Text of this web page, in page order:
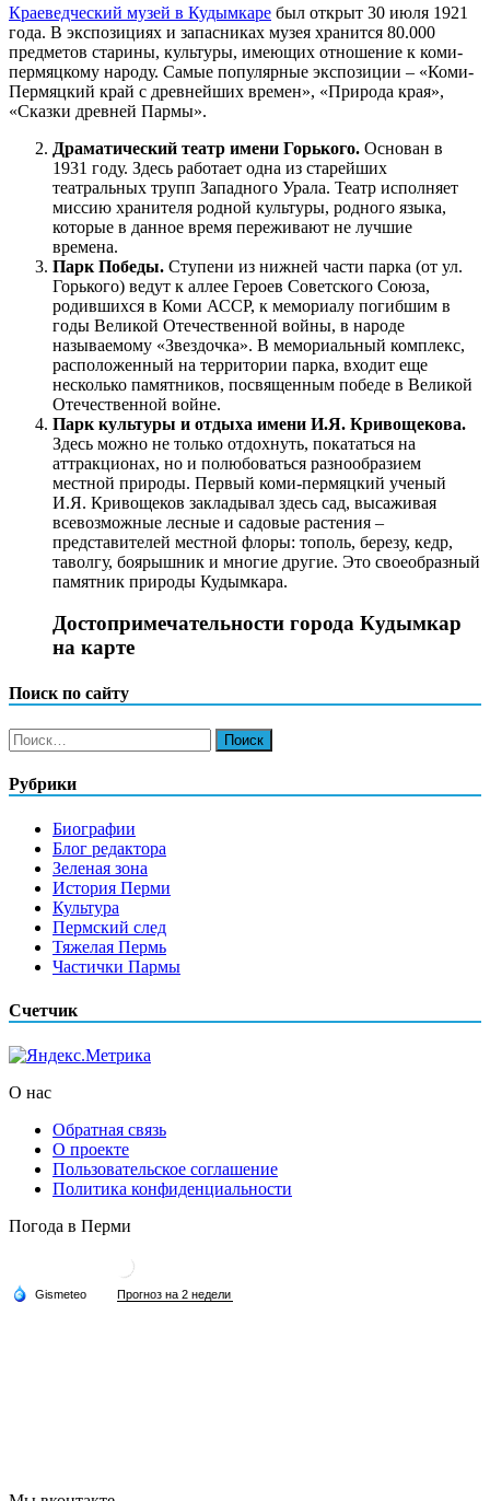
Краеведческий музей в Кудымкаре был открыт 30 июля 1921
года. В экспозициях и запасниках музея хранится 80.000
предметов старины, культуры, имеющих отношение к коми-
пермяцкому народу. Самые популярные экспозиции – «Коми-
Пермяцкий край с древнейших времен», «Природа края»,
«Сказки древней Пармы».
Драматический театр имени Горького. Основан в
1931 году. Здесь работает одна из старейших
театральных трупп Западного Урала. Театр исполняет
миссию хранителя родной культуры, родного языка,
которые в данное время переживают не лучшие
времена.
Парк Победы. Ступени из нижней части парка (от ул.
Горького) ведут к аллее Героев Советского Союза,
родившихся в Коми АССР, к мемориалу погибшим в
годы Великой Отечественной войны, в народе
называемому «Звездочка». В мемориальный комплекс,
расположенный на территории парка, входит еще
несколько памятников, посвященным победе в Великой
Отечественной войне.
Парк культуры и отдыха имени И.Я. Кривощекова.
Здесь можно не только отдохнуть, покататься на
аттракционах, но и полюбоваться разнообразием
местной природы. Первый коми-пермяцкий ученый
И.Я. Кривощеков закладывал здесь сад, высаживая
всевозможные лесные и садовые растения –
представителей местной флоры: тополь, березу, кедр,
таволгу, боярышник и многие другие. Это своеобразный
памятник природы Кудымкара.
Достопримечательности города Кудымкар
на карте
Поиск по сайту
Найти:
Рубрики
Биографии
Блог редактора
Зеленая зона
История Перми
Культура
Пермский след
Тяжелая Пермь
Частички Пармы
Счетчик
О нас
Обратная связь
О проекте
Пользовательское соглашение
Политика конфиденциальности
Погода в Перми